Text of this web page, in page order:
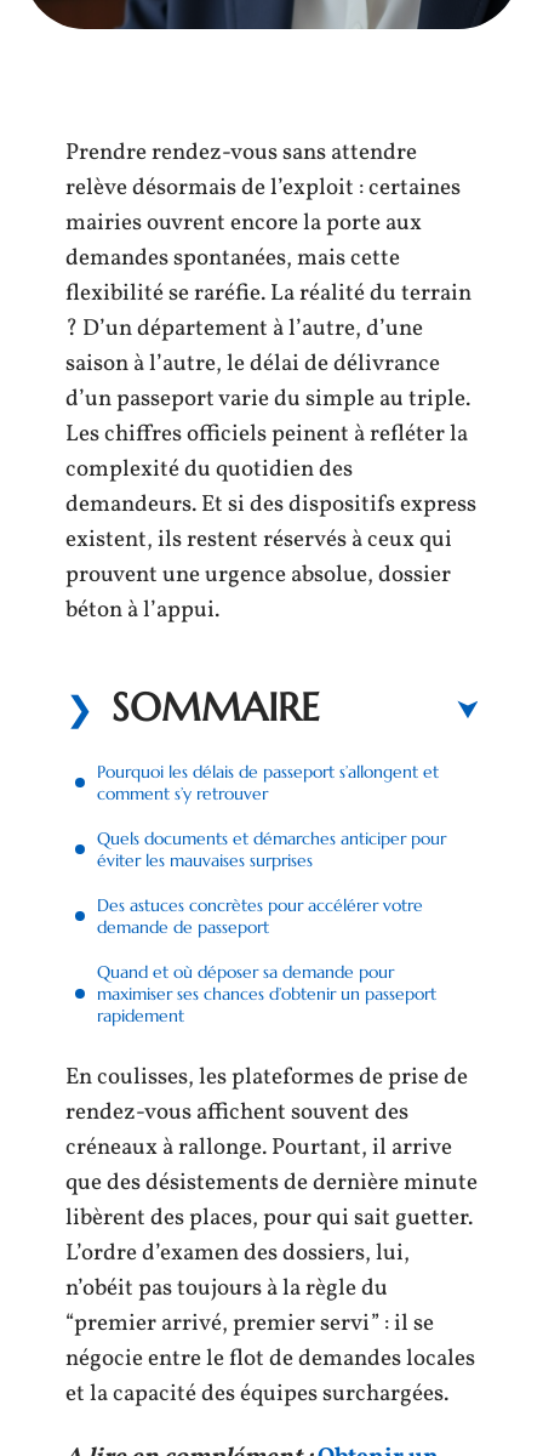
Prendre rendez-vous sans attendre
relève désormais de l’exploit : certaines
mairies ouvrent encore la porte aux
demandes spontanées, mais cette
flexibilité se raréfie. La réalité du terrain
? D’un département à l’autre, d’une
saison à l’autre, le délai de délivrance
d’un passeport varie du simple au triple.
Les chiffres officiels peinent à refléter la
complexité du quotidien des
demandeurs. Et si des dispositifs express
existent, ils restent réservés à ceux qui
prouvent une urgence absolue, dossier
béton à l’appui.
SOMMAIRE
Pourquoi les délais de passeport s’allongent et
comment s’y retrouver
Quels documents et démarches anticiper pour
éviter les mauvaises surprises
Des astuces concrètes pour accélérer votre
demande de passeport
Quand et où déposer sa demande pour
maximiser ses chances d’obtenir un passeport
rapidement
En coulisses, les plateformes de prise de
rendez-vous affichent souvent des
créneaux à rallonge. Pourtant, il arrive
que des désistements de dernière minute
libèrent des places, pour qui sait guetter.
L’ordre d’examen des dossiers, lui,
n’obéit pas toujours à la règle du
“premier arrivé, premier servi” : il se
négocie entre le flot de demandes locales
et la capacité des équipes surchargées.